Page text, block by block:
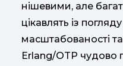
нішевими, але
цікавлять із
масштабованості
Erlang/OTP чудово